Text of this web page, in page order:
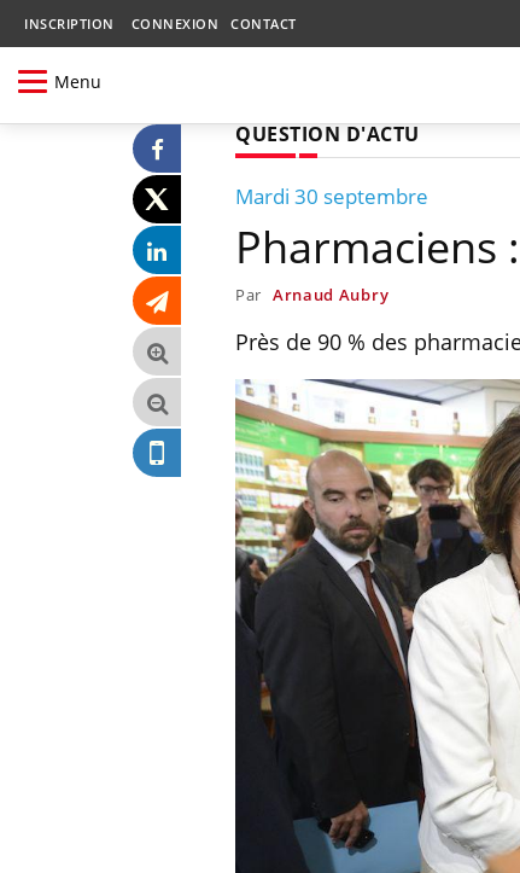
INSCRIPTION CONNEXION CONTACT
Menu
QUESTION D'ACTU
Mardi 30 septembre
Pharmaciens
Par Arnaud Aubry
Près de 90 % des